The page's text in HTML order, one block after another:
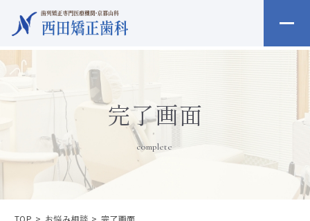
完了画面
complete
TOP お悩み相談 完了画面